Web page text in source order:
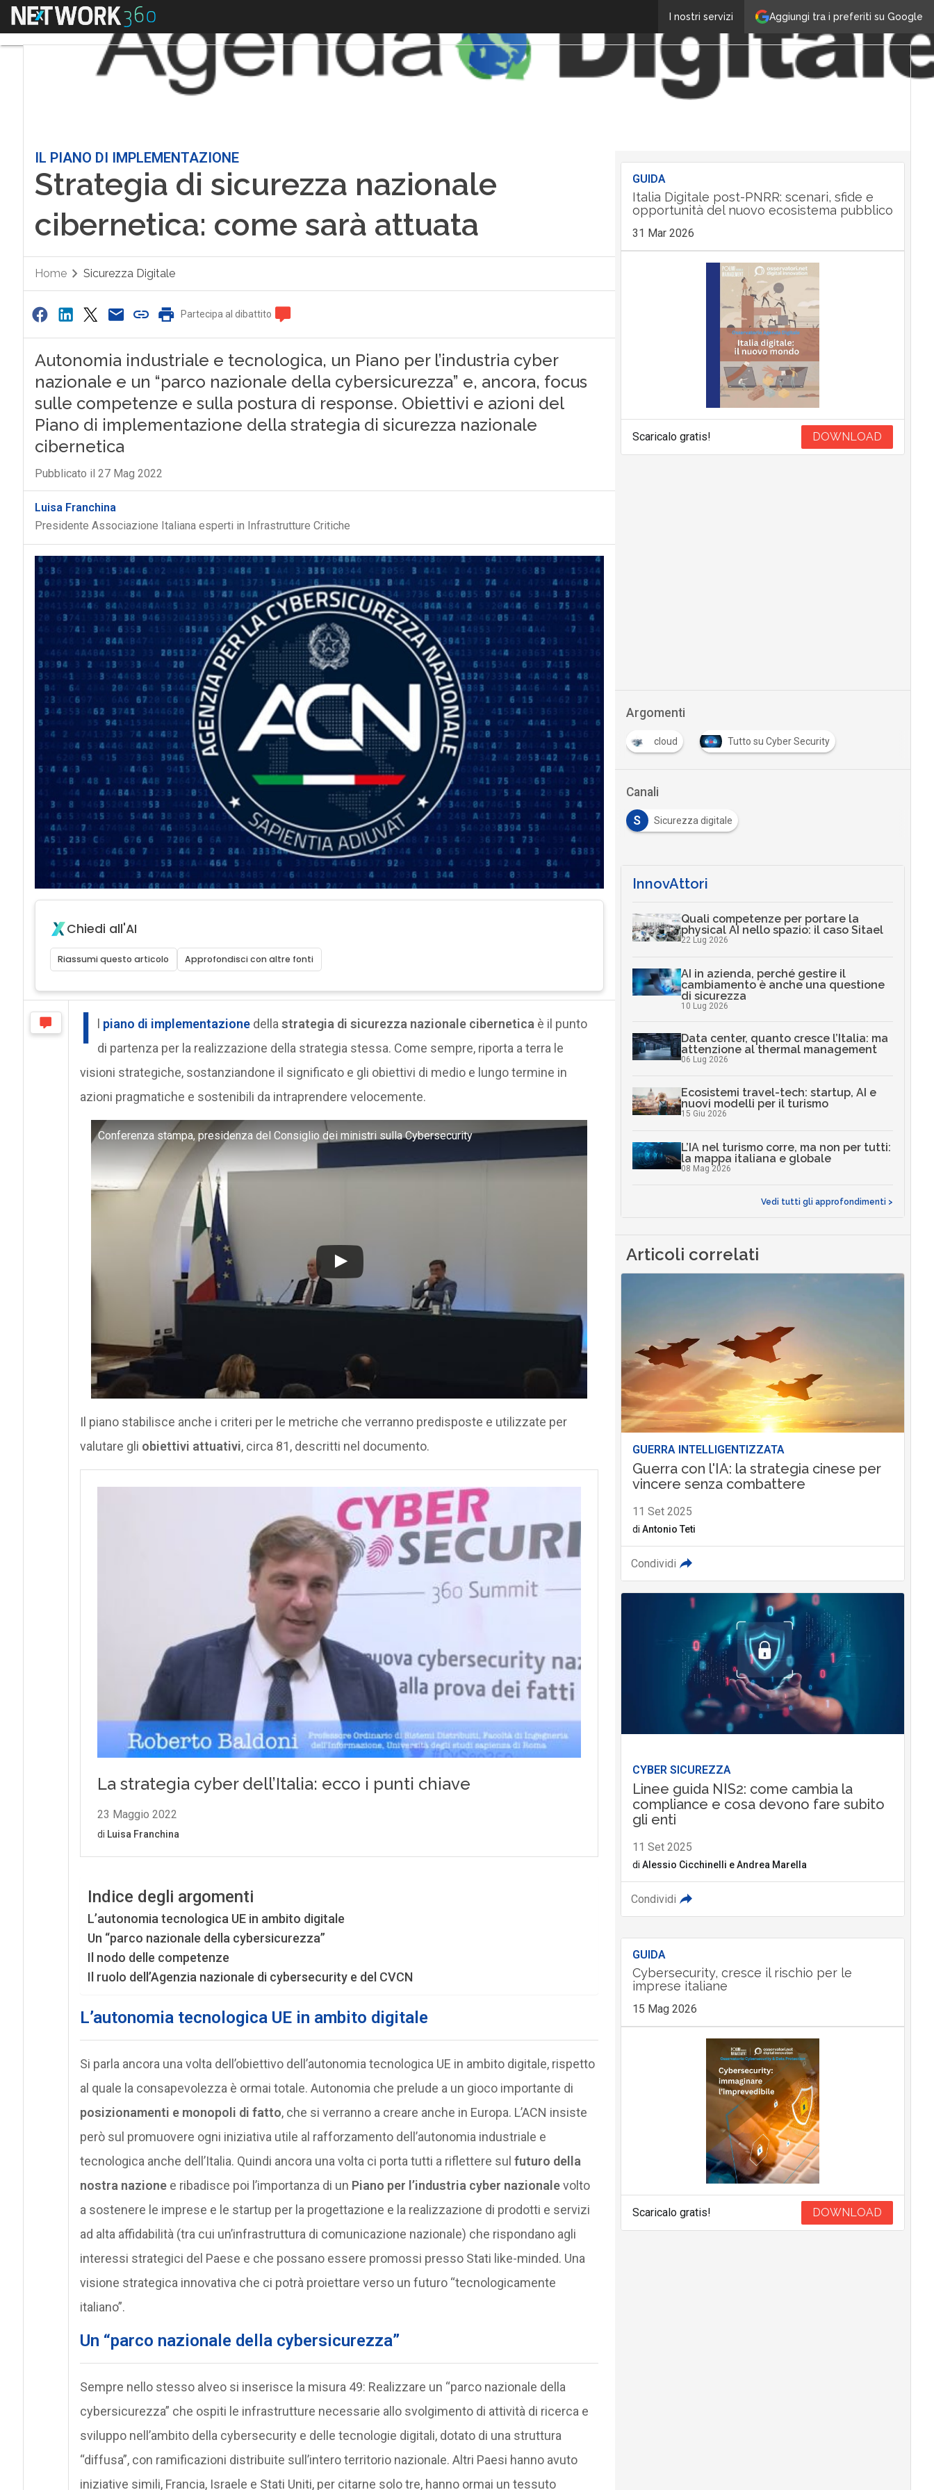
Aggiungi tra i preferiti su Google
I nostri servizi
Menu
IL PIANO DI IMPLEMENTAZIONE
Strategia di sicurezza nazionale
cibernetica: come sarà attuata
Home Sicurezza Digitale
Partecipa al dibattito
Autonomia industriale e tecnologica, un Piano per l’industria cyber
nazionale e un “parco nazionale della cybersicurezza” e, ancora, focus
sulle competenze e sulla postura di response. Obiettivi e azioni del
Piano di implementazione della strategia di sicurezza nazionale
cibernetica
Pubblicato il 27 Mag 2022
Luisa Franchina
Presidente Associazione Italiana esperti in Infrastrutture Critiche
Chiedi all'AI
Riassumi questo articolo Approfondisci con altre fonti
I l piano di implementazionedella strategia di sicurezza nazionale cibernetica è il punto
di partenza per la realizzazione della strategia stessa. Come sempre, riporta a terra le
visioni strategiche, sostanziandone il significato e gli obiettivi di medio e lungo termine in
azioni pragmatiche e sostenibili da intraprendere velocemente.
Conferenza stampa, presidenza del Consiglio dei ministri sulla Cybersecurity
Il piano stabilisce anche i criteri per le metriche che verranno predisposte e utilizzate per
valutare gli obiettivi attuativi, circa 81, descritti nel documento.
Indice degli argomenti
L’autonomia tecnologica UE in ambito digitale
Un “parco nazionale della cybersicurezza”
Il nodo delle competenze
Il ruolo dell’Agenzia nazionale di cybersecurity e del CVCN
L’autonomia tecnologica UE in ambito digitale
Si parla ancora una volta dell’obiettivo dell’autonomia tecnologica UE in ambito digitale, rispetto
al quale la consapevolezza è ormai totale. Autonomia che prelude a un gioco importante di
posizionamenti e monopoli di fatto, che si verranno a creare anche in Europa. L’ACN insiste
però sul promuovere ogni iniziativa utile al rafforzamento dell’autonomia industriale e
tecnologica anche dell’Italia. Quindi ancora una volta ci porta tutti a riflettere sul futuro della
nostra nazionee ribadisce poi l’importanza di un Piano per l’industria cyber nazionalevolto
a sostenere le imprese e le startup per la progettazione e la realizzazione di prodotti e servizi
ad alta affidabilità (tra cui un’infrastruttura di comunicazione nazionale) che rispondano agli
interessi strategici del Paese e che possano essere promossi presso Stati like-minded. Una
visione strategica innovativa che ci potrà proiettare verso un futuro “tecnologicamente
italiano”.
Un “parco nazionale della cybersicurezza”
Sempre nello stesso alveo si inserisce la misura 49: Realizzare un “parco nazionale della
cybersicurezza” che ospiti le infrastrutture necessarie allo svolgimento di attività di ricerca e
sviluppo nell’ambito della cybersecurity e delle tecnologie digitali, dotato di una struttura
“diffusa”, con ramificazioni distribuite sull’intero territorio nazionale. Altri Paesi hanno avuto
iniziative simili, Francia, Israele e Stati Uniti, per citarne solo tre, hanno ormai un tessuto
GUIDA
Italia Digitale post-PNRR: scenari, sfide e
opportunità del nuovo ecosistema pubblico
31 Mar 2026
Scaricalo gratis! DOWNLOAD
Argomenti
cloud Tutto su Cyber Security
Canali
S Sicurezza digitale
InnovAttori
Quali competenze per portare la
physical AI nello spazio: il caso Sitael
22 Lug 2026
AI in azienda, perché gestire il
cambiamento è anche una questione
di sicurezza
10 Lug 2026
Data center, quanto cresce l’Italia: ma
attenzione al thermal management
06 Lug 2026
Ecosistemi travel-tech: startup, AI e
nuovi modelli per il turismo
15 Giu 2026
L’IA nel turismo corre, ma non per tutti:
la mappa italiana e globale
08 Mag 2026
Vedi tutti gli approfondimenti >
Articoli correlati
GUERRA INTELLIGENTIZZATA
Guerra con l'IA: la strategia cinese per
vincere senza combattere
11 Set 2025
di Antonio Teti
Condividi
CYBER SICUREZZA
Linee guida NIS2: come cambia la
compliance e cosa devono fare subito
gli enti
11 Set 2025
di Alessio Cicchinelli eAndrea Marella
Condividi
GUIDA
Cybersecurity, cresce il rischio per le
imprese italiane
15 Mag 2026
Scaricalo gratis! DOWNLOAD